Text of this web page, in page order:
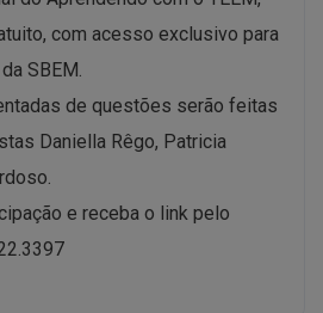
com acesso exclusivo para
SBEM.
de questões serão feitas
Daniella Rêgo, Patricia
e receba o link pelo